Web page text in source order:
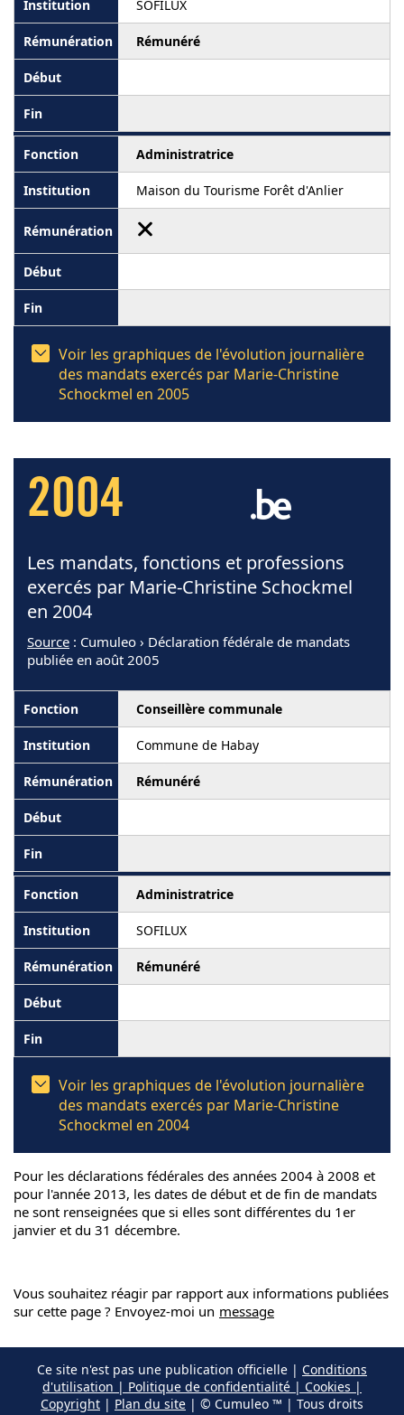
SOFILUX
Rémunéré
Administratrice
Maison du Tourisme Forêt d'Anlier
Voir les graphiques de l'évolution journalière
des mandats exercés par Marie-Christine
Schockmel en 2005
2004
Les mandats, fonctions et professions
exercés par Marie-Christine Schockmel
en 2004
Source : Cumuleo › Déclaration fédérale de mandats
publiée en août 2005
Conseillère communale
Commune de Habay
Rémunéré
Administratrice
SOFILUX
Rémunéré
Voir les graphiques de l'évolution journalière
des mandats exercés par Marie-Christine
Schockmel en 2004
Pour les déclarations fédérales des années 2004 à 2008 et
pour l'année 2013, les dates de début et de fin de mandats
ne sont renseignées que si elles sont différentes du 1er
janvier et du 31 décembre.
Vous souhaitez réagir par rapport aux informations publiées
sur cette page ? Envoyez-moi un message
Ce site n'est pas une publication officielle | Conditions
d'utilisation | Politique de confidentialité | Cookies |
Copyright | Plan du site | © Cumuleo ™ | Tous droits